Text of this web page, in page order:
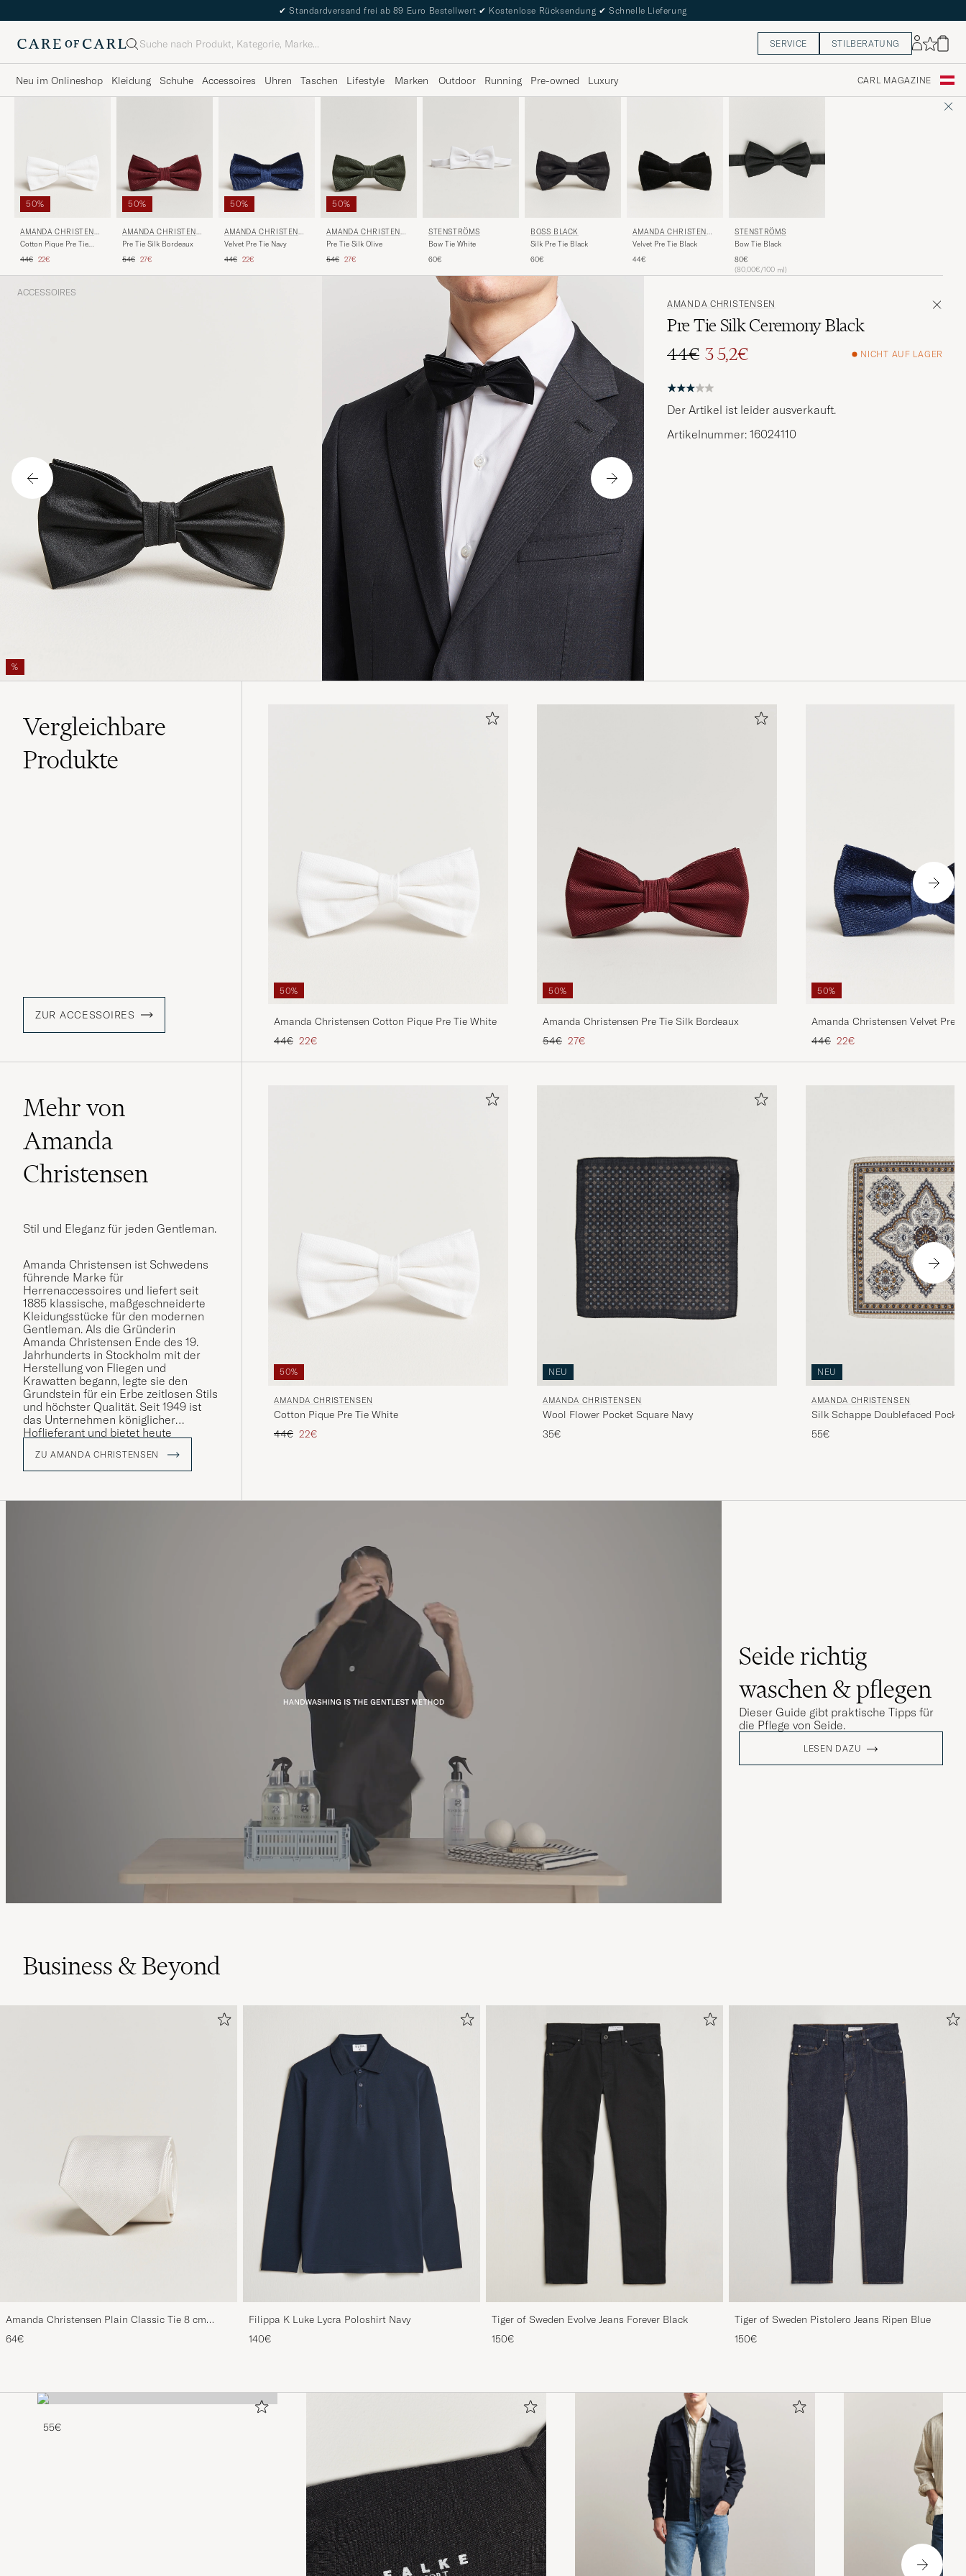
✔ Standardversand frei ab 89 Euro Bestellwert ✔ Kostenlose Rücksendung ✔ Schnelle Lieferung
Suche SERVICE STILBERATUNG
Neu im Onlineshop Kleidung Schuhe Accessoires Uhren Taschen Lifestyle Marken Outdoor Running Pre-owned Luxury CARL MAGAZINE
50%
AMANDA CHRISTENSE
N
Cotton Pique Pre Tie
Regulärer Preis
44€ Reduzierter Preis
22€
50%
AMANDA CHRISTENSE
N
Pre Tie Silk Bordeaux
Regulärer Preis
54€ Reduzierter Preis
27€
50%
AMANDA CHRISTENSE
N
Velvet Pre Tie Navy
Regulärer Preis
44€ Reduzierter Preis
22€
50%
AMANDA CHRISTENSE
N
Pre Tie Silk Olive
Regulärer Preis
54€ Reduzierter Preis
27€
STENSTRÖMS
Bow Tie White
60€
BOSS BLACK
Silk Pre Tie Black
60€
AMANDA CHRISTENSE
N
Velvet Pre Tie Black
44€
STENSTRÖMS
Bow Tie Black
80€
(80.00€/100 ml)
ACCESSOIRES
%
AMANDA CHRISTENSEN
Pre Tie Silk Ceremony Black
Regulärer Preis
44€
Reduzierter Preis
3 5,2€ NICHT AUF LAGER
Der Artikel ist leider ausverkauft.
Artikelnummer: 16024110
Vergleichbare
Produkte
ZUR ACCESSOIRES
50%
Amanda Christensen Cotton Pique Pre Tie White
Regulärer Preis
44€ Reduzierter Preis
22€
50%
Amanda Christensen Pre Tie Silk Bordeaux
Regulärer Preis
54€ Reduzierter Preis
27€
50%
Amanda Christensen Velvet Pre
Regulärer Preis
44€ Reduzierter Preis
22€
Mehr von
Amanda
Christensen
Stil und Eleganz für jeden Gentleman.
Amanda Christensen ist Schwedens
führende Marke für
Herrenaccessoires und liefert seit
1885 klassische, maßgeschneiderte
Kleidungsstücke für den modernen
Gentleman. Als die Gründerin
Amanda Christensen Ende des 19.
Jahrhunderts in Stockholm mit der
Herstellung von Fliegen und
Krawatten begann, legte sie den
Grundstein für ein Erbe zeitlosen Stils
und höchster Qualität. Seit 1949 ist
das Unternehmen königlicher
Hoflieferant und bietet heute
Socken und Manschettenknöpfe –
Details, die die Persönlichkeit und
weltweit unterstreichen. Ein großer
ZU AMANDA CHRISTENSEN
50%
AMANDA CHRISTENSEN
Cotton Pique Pre Tie White
Regulärer Preis
44€ Reduzierter Preis
22€
NEU
AMANDA CHRISTENSEN
Wool Flower Pocket Square Navy
35€
NEU
AMANDA CHRISTENSEN
Silk Schappe Doublefaced
55€
Seide richtig
waschen & pflegen
Dieser Guide gibt praktische Tipps für
die Pflege von Seide.
LESEN DAZU
Business & Beyond
Amanda Christensen Plain Classic Tie 8 cm
White
64€
Filippa K Luke Lycra Poloshirt Navy
140€
Tiger of Sweden Evolve Jeans Forever Black
150€
Tiger of Sweden Pistolero Jeans Ripen Blue
150€
55€